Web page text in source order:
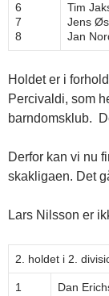
6
7
8
Tim
Jens
Jan
Holdet er i
Percivaldi, som
barndomsklub.
Derfor kan vi nu
skakligaen. Det
Lars Nilsson er
2. holdet i 2.
1
Dan